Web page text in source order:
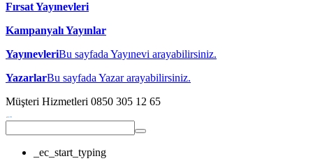
Fırsat Yayınevleri
Kampanyalı Yayınlar
YayınevleriBu sayfada Yayınevi arayabilirsiniz.
YazarlarBu sayfada Yazar arayabilirsiniz.
Müşteri Hizmetleri 0850 305 12 65
_ec_start_typing